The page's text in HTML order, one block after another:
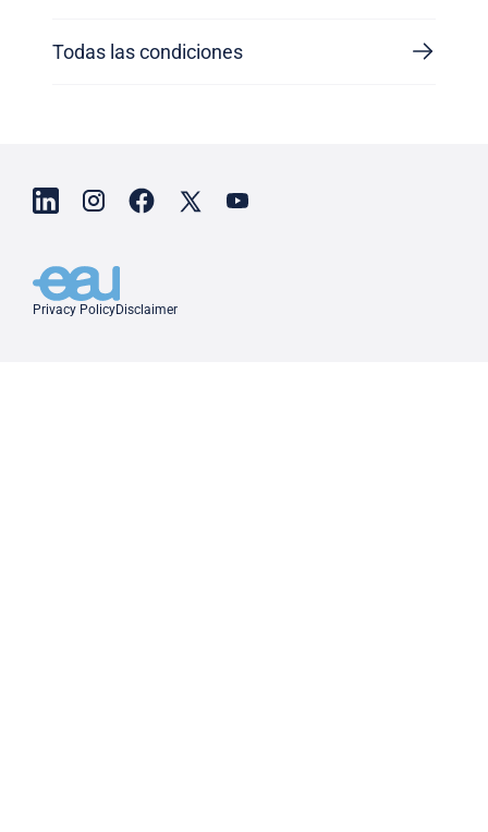
Todas las condiciones
Privacy PolicyDisclaimer